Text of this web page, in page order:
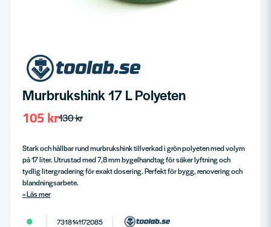
Murbrukshink 17 L Polyeten
130 kr
105 kr
Stark och hållbar rund murbrukshink tillverkad i grön polyeten med volym
på 17 liter. Utrustad med 7,8 mm bygelhandtag för säker lyftning och
tydlig litergradering för exakt dosering. Perfekt för bygg, renovering och
blandningsarbete.
Läs mer
7318141172085